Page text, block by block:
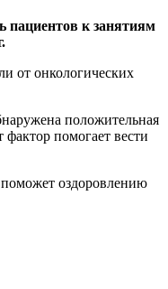
пациентов к занятиям
от онкологических
положительная
помогает вести
поможет оздоровлению